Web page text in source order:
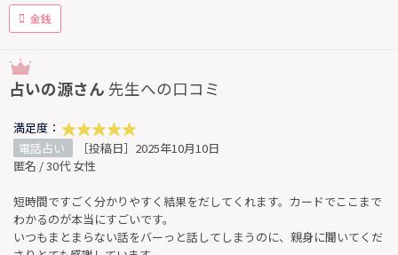
金銭
占いの源さん 先生への口コミ
満足度：
電話占い
［投稿日］2025年10月10日
匿名 / 30代 女性
短時間ですごく分かりやすく結果をだしてくれます。カードでここまで
わかるのが本当にすごいです。
いつもまとまらない話をバーっと話してしまうのに、親身に聞いてくだ